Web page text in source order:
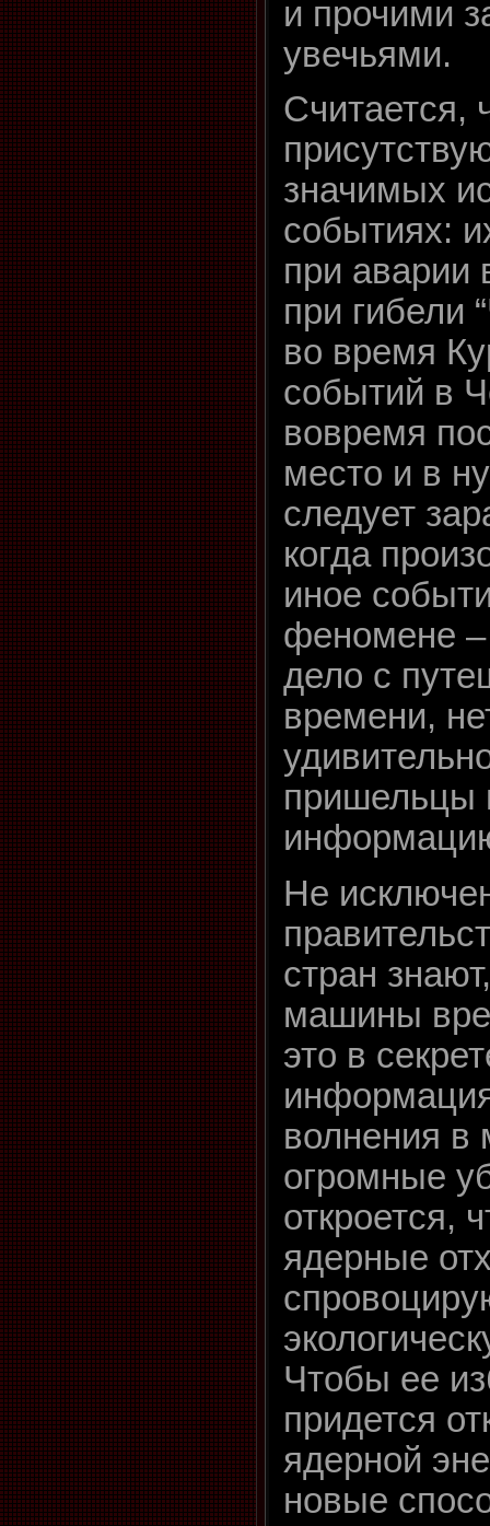
и прочими
увечьями.
Считается,
значимых
событиях:
при аварии
при гибели
во время
событий в
вовремя
место и в
следует
когда
иное
феномене
дело с
времени,
пришельцы
Не
стран
машины
это в
волнения в
огромные
откроется,
ядерные
Чтобы ее
придется
ядерной
новые